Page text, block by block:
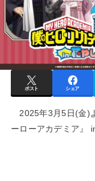
ポスト シェア
2025年3月5日(金)
ーローアカデミア』